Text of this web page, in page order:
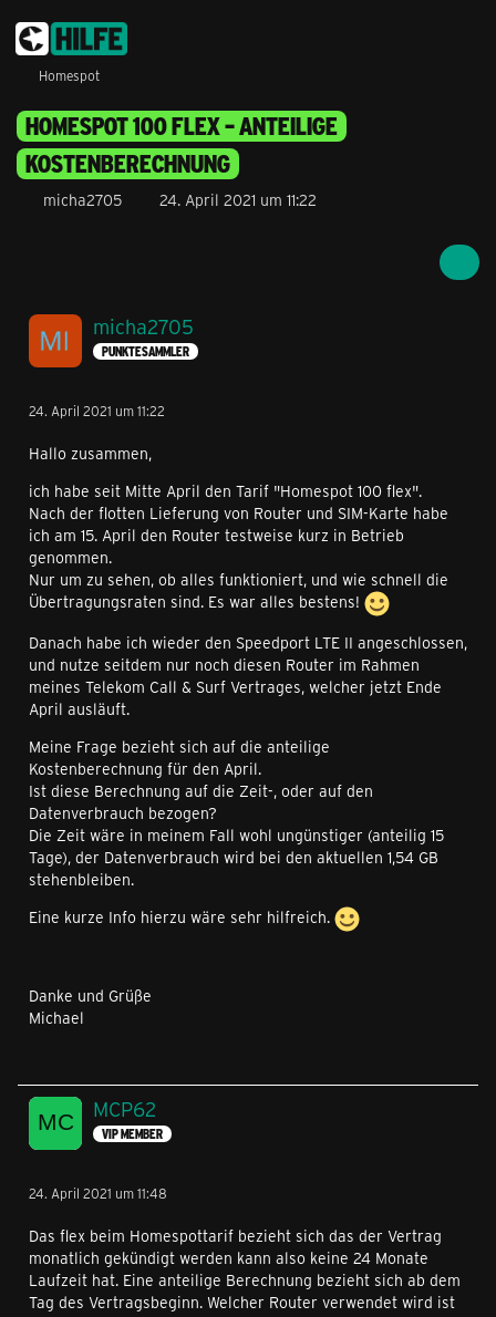
Homespot
HOMESPOT 100 FLEX – ANTEILIGE
KOSTENBERECHNUNG
micha2705 24. April 2021 um 11:22
micha2705
PUNKTESAMMLER
24. April 2021 um 11:22
Hallo zusammen,
ich habe seit Mitte April den Tarif "Homespot 100 flex".
Nach der flotten Lieferung von Router und SIM-Karte habe
ich am 15. April den Router testweise kurz in Betrieb
genommen.
Nur um zu sehen, ob alles funktioniert, und wie schnell die
Übertragungsraten sind. Es war alles bestens!
Danach habe ich wieder den Speedport LTE II angeschlossen,
und nutze seitdem nur noch diesen Router im Rahmen
meines Telekom Call & Surf Vertrages, welcher jetzt Ende
April ausläuft.
Meine Frage bezieht sich auf die anteilige
Kostenberechnung für den April.
Ist diese Berechnung auf die Zeit-, oder auf den
Datenverbrauch bezogen?
Die Zeit wäre in meinem Fall wohl ungünstiger (anteilig 15
Tage), der Datenverbrauch wird bei den aktuellen 1,54 GB
stehenbleiben.
Eine kurze Info hierzu wäre sehr hilfreich.
Danke und Grüße
Michael
MCP62
VIP MEMBER
24. April 2021 um 11:48
Das flex beim Homespottarif bezieht sich das der Vertrag
monatlich gekündigt werden kann also keine 24 Monate
Laufzeit hat. Eine anteilige Berechnung bezieht sich ab dem
Tag des Vertragsbeginn. Welcher Router verwendet wird ist